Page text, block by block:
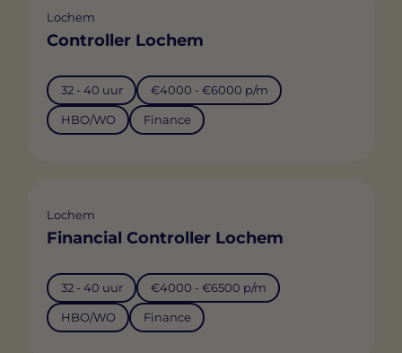
Lochem
Controller Lochem
32 - 40 uur €4000 - €6000 p/m
HBO/WO Finance
Lochem
Financial Controller Lochem
32 - 40 uur €4000 - €6500 p/m
HBO/WO Finance